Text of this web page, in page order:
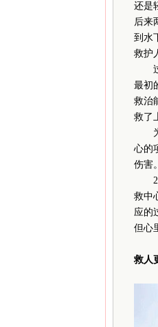
还是
后来
到水
救护
过
最初
救治
救了
为
心的
伤害
救中
应的
但心
救人